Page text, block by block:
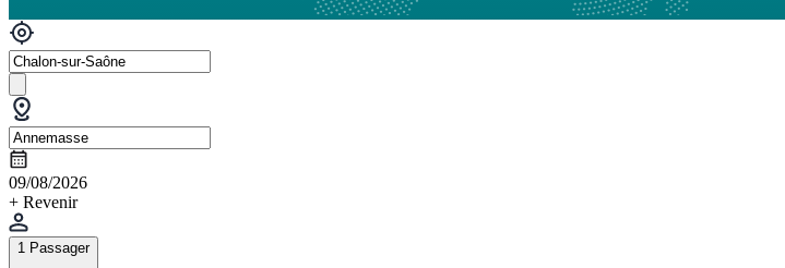
09/08/2026
+ Revenir
1 Passager